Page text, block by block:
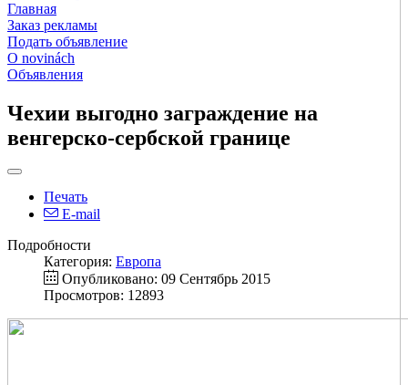
Главная
Заказ рекламы
Подать объявление
O novinách
Объявления
Чехии выгодно заграждение на
венгерско-сербской границе
Печать
E-mail
Подробности
Категория: Европа
Опубликовано: 09 Сентябрь 2015
Просмотров: 12893